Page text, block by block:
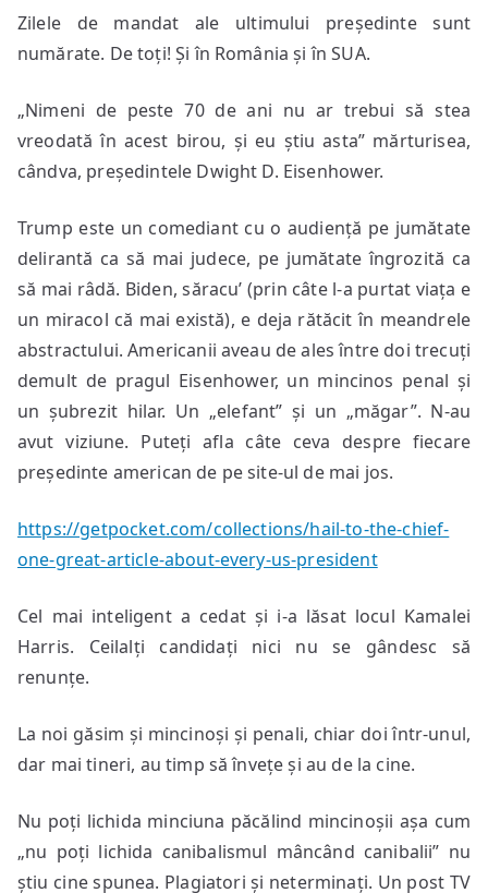
Zilele de mandat ale ultimului președinte sunt
numărate. De toți! Și în România și în SUA.
„Nimeni de peste 70 de ani nu ar trebui să stea
vreodată în acest birou, și eu știu asta” mărturisea,
cândva, președintele Dwight D. Eisenhower.
Trump este un comediant cu o audiență pe jumătate
delirantă ca să mai judece, pe jumătate îngrozită ca
să mai râdă. Biden, săracu’ (prin câte l-a purtat viața e
un miracol că mai există), e deja rătăcit în meandrele
abstractului. Americanii aveau de ales între doi trecuți
demult de pragul Eisenhower, un mincinos penal și
un șubrezit hilar. Un „elefant” și un „măgar”. N-au
avut viziune. Puteți afla câte ceva despre fiecare
președinte american de pe site-ul de mai jos.
https://getpocket.com/collections/hail-to-the-chief-
one-great-article-about-every-us-president
Cel mai inteligent a cedat și i-a lăsat locul Kamalei
Harris. Ceilalți candidați nici nu se gândesc să
renunțe.
La noi găsim și mincinoși și penali, chiar doi într-unul,
dar mai tineri, au timp să învețe și au de la cine.
Nu poți lichida minciuna păcălind mincinoșii așa cum
„nu poți lichida canibalismul mâncând canibalii” nu
știu cine spunea. Plagiatori și neterminați. Un post TV